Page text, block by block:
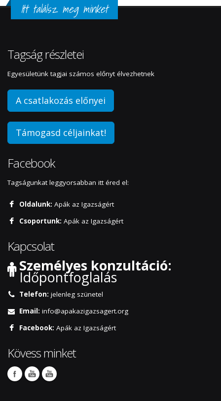
Itt találsz meg minket
Tagság részletei
Egyesületünk tagjai számos előnyt élvezhetnek
A csatlakozás előnyei
Támogasd céljainkat!
Facebook
Tagságunkat leggyorsabban itt éred el:
Oldalunk: Apák az Igazságért
Csoportunk: Apák az Igazságért
Kapcsolat
Személyes konzultáció:
Időpontfoglalás
Telefon: jelenleg szünetel
Email: info@apakazigazsagert.org
Facebook: Apák az Igazságért
Kövess minket